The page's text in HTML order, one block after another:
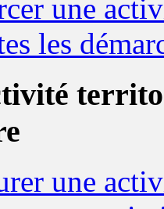
une
les
une